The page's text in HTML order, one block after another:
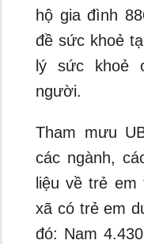
hộ gia đình
đề sức khoẻ
lý sức khoẻ
người.
Tham mưu
các ngành,
liệu về trẻ
xã có trẻ em
đó: Nam